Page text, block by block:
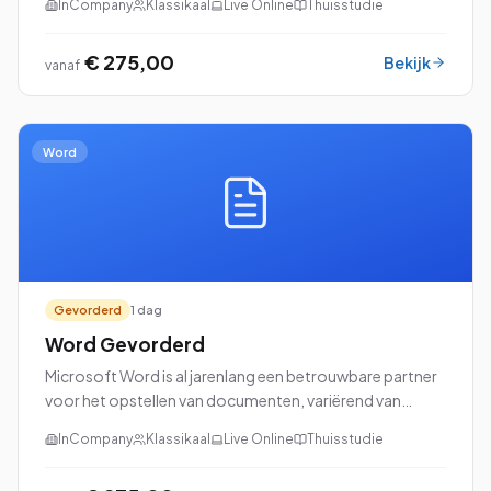
InCompany Klassikaal Live Online Thuisstudie
vanaf € 275,00 Bekijk
Word
Gevorderd 1 dag
Word Gevorderd
Microsoft Word is al jarenlang een betrouwbare partner
voor het opstellen van documenten, variërend van
professionele cv's. Als je de basisvaardighed...
InCompany Klassikaal Live Online Thuisstudie